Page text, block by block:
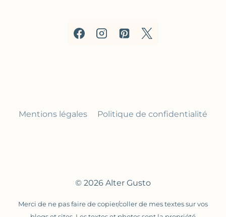
Mentions légales Politique de confidentialité
© 2026 Alter Gusto
Merci de ne pas faire de copier/coller de mes textes sur vos